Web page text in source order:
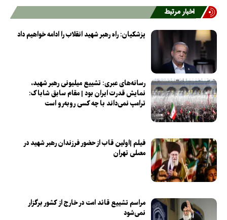
اخبار مرتبط
پزشکیان: راه رهبر شهید انقلاب را ادامه خواهیم داد
رسانه‌های عبری: تشییع میلیونی رهبر شهید،
نمایش قدرت ایران بود | مقام سابق شاباک:
ترامپ نمی‌داند با چه کسی روبه‌رو است
فیلم |اولین قاب از حضور فرزندان رهبر شهید در
مصلی تهران
مراسم تشییع قائد امت در خارج از کشور برگزار
نمی‌شود